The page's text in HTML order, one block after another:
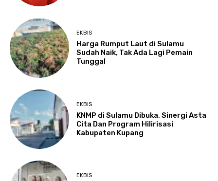
EKBIS
Harga Rumput Laut di Sulamu
Sudah Naik, Tak Ada Lagi Pemain
Tunggal
EKBIS
KNMP di Sulamu Dibuka, Sinergi Asta
Cita Dan Program Hilirisasi
Kabupaten Kupang
EKBIS